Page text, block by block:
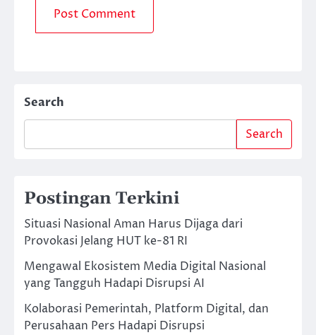
Search
Search
Postingan Terkini
Situasi Nasional Aman Harus Dijaga dari
Provokasi Jelang HUT ke-81 RI
Mengawal Ekosistem Media Digital Nasional
yang Tangguh Hadapi Disrupsi AI
Kolaborasi Pemerintah, Platform Digital, dan
Perusahaan Pers Hadapi Disrupsi